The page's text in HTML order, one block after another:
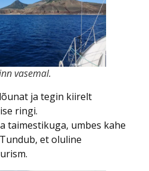
vasemal.
ja tegin kiirelt
ringi.
taimestikuga, umbes kahe
et oluline